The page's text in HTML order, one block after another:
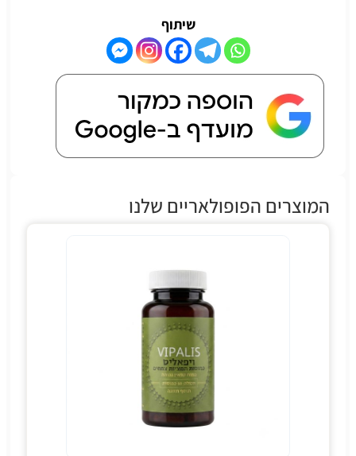
שיתוף
המוצרים הפופולאריים שלנו